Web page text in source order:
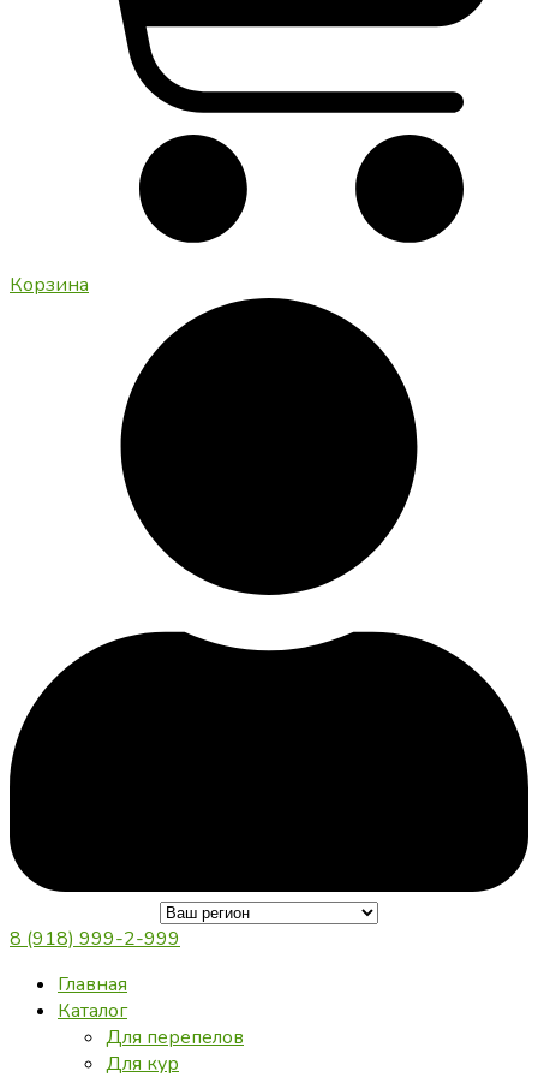
Корзина
8 (918) 999-2-999
Главная
Каталог
Для перепелов
Для кур